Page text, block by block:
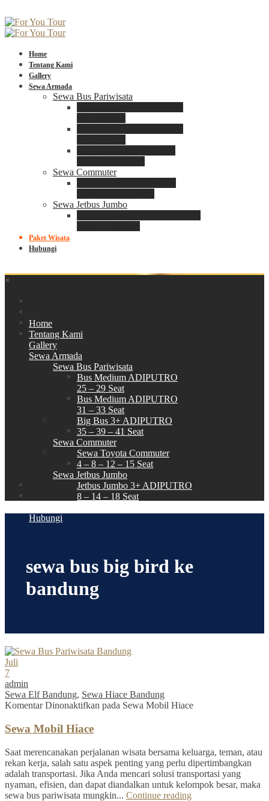
Home
Tentang Kami
Gallery
Sewa Armada
Sewa Bus Pariwisata
Sewa Commuter
Sewa Jetbus Jumbo
Paket Wisata
Hubungi
×
Home
Tentang Kami
Gallery
Sewa Armada
Sewa Bus Pariwisata
Bus Medium ADIPUTRO
25 – 29 Seat
Bus Medium ADIPUTRO
31 – 33 Seat
Big Bus 3+ ADIPUTRO
35 – 39 – 41 Seat
Sewa Commuter
Sewa Toyota Commuter
4 – 8 – 12 – 15 Seat
Sewa Jetbus Jumbo
Jetbus Jumbo 3+ ADIPUTRO
8 – 14 – 18 Seat
Hubungi
sewa bus big bird ke
bandung
Juli
7
admin
Sewa Elf Bandung, Sewa Hiace Bandung
Komentar Dinonaktifkan pada Sewa Mobil Hiace
Sewa Mobil Hiace
Saat merencanakan perjalanan wisata bersama keluarga, teman, atau
rekan kerja, salah satu aspek penting yang perlu dipertimbangkan
adalah transportasi. Jika Anda mencari solusi transportasi yang
nyaman, efisien, dan dapat diandalkan untuk kelompok besar, maka
sewa bus pariwisata mungkin... Continue reading